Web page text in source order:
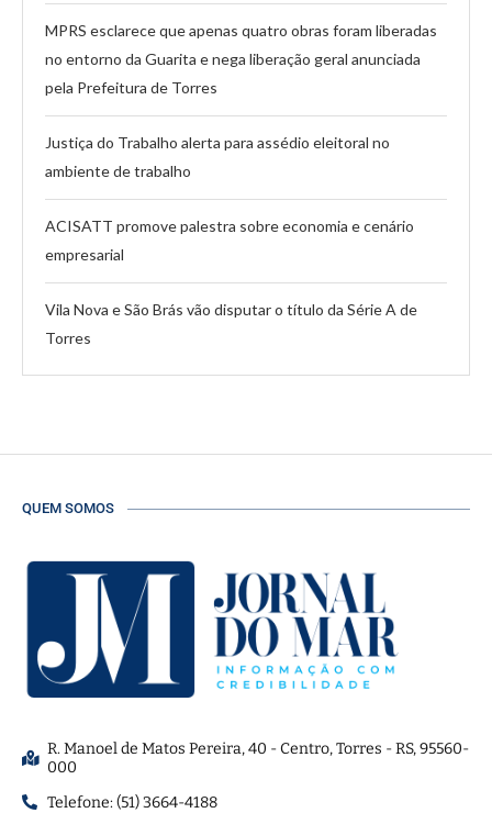
MPRS esclarece que apenas quatro obras foram liberadas
no entorno da Guarita e nega liberação geral anunciada
pela Prefeitura de Torres
Justiça do Trabalho alerta para assédio eleitoral no
ambiente de trabalho
ACISATT promove palestra sobre economia e cenário
empresarial
Vila Nova e São Brás vão disputar o título da Série A de
Torres
QUEM SOMOS
R. Manoel de Matos Pereira, 40 - Centro, Torres - RS, 95560-
000
Telefone: (51) 3664-4188